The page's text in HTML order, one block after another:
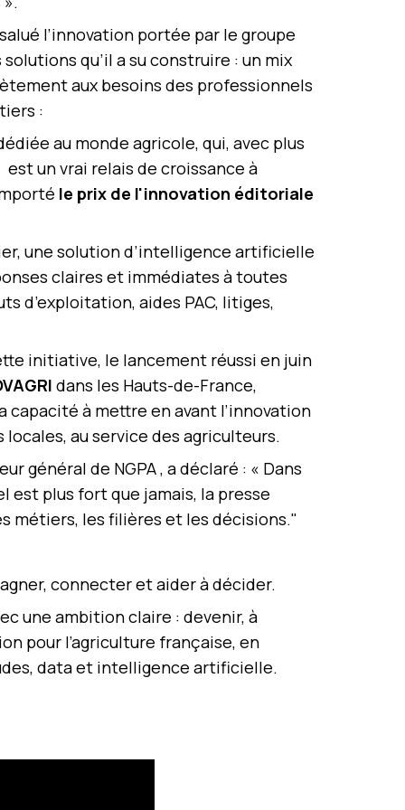
l’innovation portée par le groupe
qu’il a su construire : un mix
aux besoins des professionnels
:
au monde agricole, qui, avec plus
un vrai relais de croissance à
le prix de l'innovation éditoriale
une solution d’intelligence artificielle
claires et immédiates à toutes
d’exploitation, aides PAC, litiges,
initiative, le lancement réussi en juin
dans les Hauts-de-France,
à mettre en avant l’innovation
au service des agriculteurs.
général de NGPA , a déclaré : « Dans
est plus fort que jamais, la presse
métiers, les filières et les décisions."
connecter et aider à décider.
une ambition claire : devenir, à
pour l’agriculture française, en
data et intelligence artificielle.